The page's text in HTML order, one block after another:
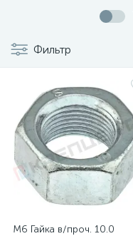
Фильтр
М6 Гайка в/проч. 10.0